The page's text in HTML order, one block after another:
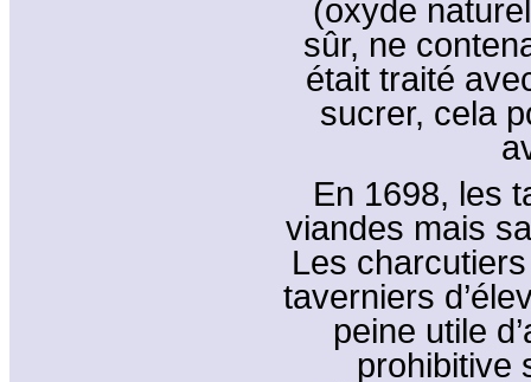
(oxyde
sûr, ne
était traité
sucrer, cela
En 1698, les
viandes mais
Les
taverniers
peine utile
prohibitive